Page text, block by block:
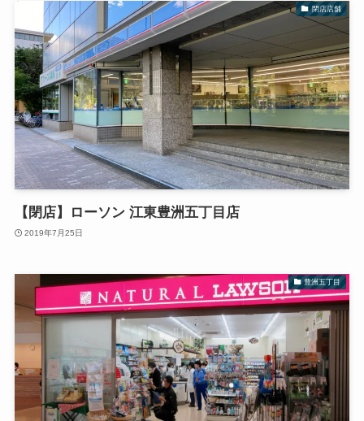
閉店店舗
【閉店】ローソン 江東豊洲五丁目店
2019年7月25日
豊洲五丁目